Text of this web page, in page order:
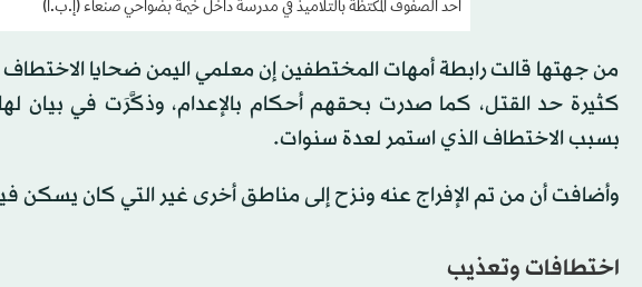
أحد الصفوف المكتظة بالتلاميذ في مدرسة داخل خيمة بضواحي صنعاء (إ.ب.أ)
من جهتها قالت رابطة أمهات المختطفين إن معلمي اليمن ضحايا
كثيرة حد القتل، كما صدرت بحقهم أحكام بالإعدام، وذكَّرَت في بيان
بسبب الاختطاف الذي استمر لعدة سنوات.
وأضافت أن من تم الإفراج عنه ونزح إلى مناطق أخرى غير التي كان يسكن
اختطافات وتعذيب